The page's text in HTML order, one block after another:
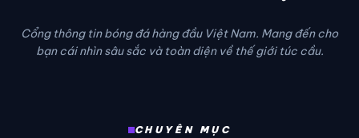
Cổng thông tin bóng đá hàng đầu Việt Nam. Mang đến cho
bạn cái nhìn sâu sắc và toàn diện về thế giới túc cầu.
CHUYÊN MỤC